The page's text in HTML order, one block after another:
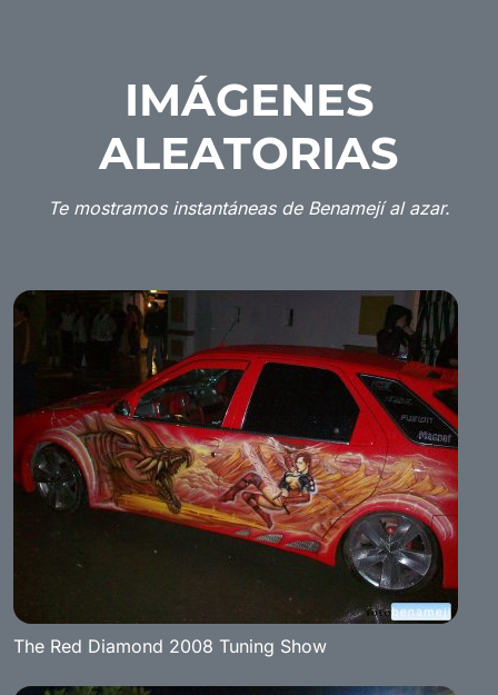
IMÁGENES
ALEATORIAS
Te mostramos instantáneas de Benamejí al azar.
The Red Diamond 2008 Tuning Show